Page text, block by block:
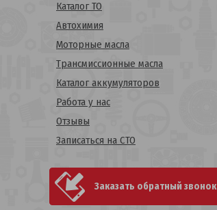
Каталог ТО
Автохимия
Моторные масла
Трансмиссионные масла
Каталог аккумуляторов
Работа у нас
Отзывы
Записаться на СТО
Заказать обратный звонок